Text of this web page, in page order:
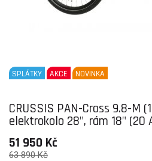
SPLÁTKY AKCE NOVINKA
CRUSSIS PAN-Cross 9.8-M
elektrokolo 28", rám 18" (20
51 950 Kč
63 890 Kč